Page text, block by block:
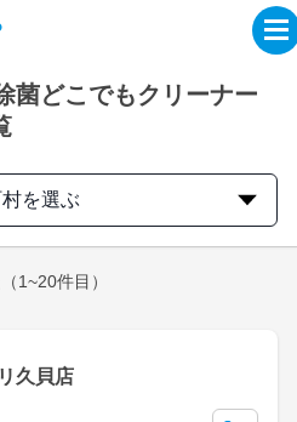
菌どこでもクリーナー
を選ぶ
（1~20件目）
久貝店